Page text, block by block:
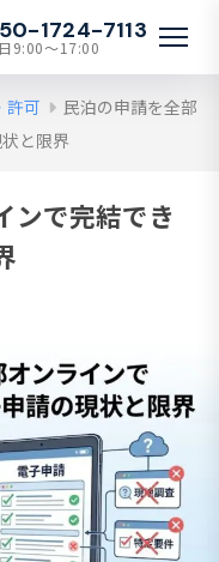
1724-7113
9:00〜17:00
許可
民泊の申請を全部
と限界
ンで完結でき